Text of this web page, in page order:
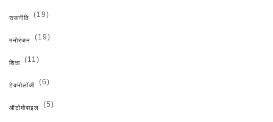
राजनीति (19)
मनोरंजन (19)
शिक्षा (11)
टेक्नोलॉजी (6)
ऑटोमोबाइल (5)